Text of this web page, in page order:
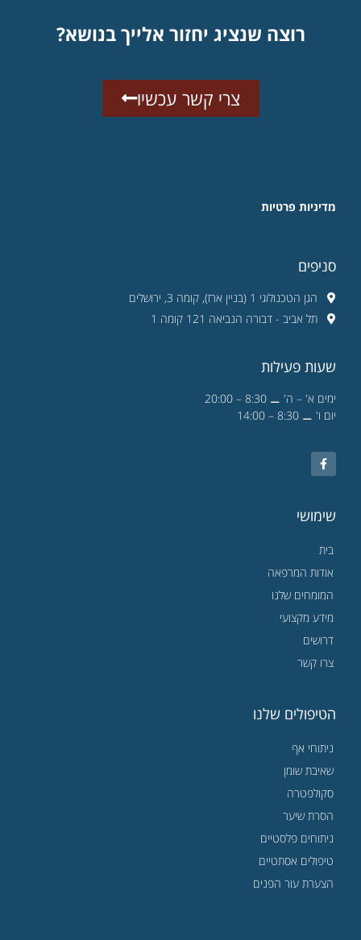
רוצה שנציג יחזור אלייך בנושא?
צרי קשר עכשיו
מדיניות פרטיות
סניפים
הגן הטכנולוגי 1 (בניין ארז), קומה 3, ירושלים
תל אביב - דבורה הנביאה 121 קומה 1
שעות פעילות
ימים א' – ה' ⚊ 8:30 – 20:00
יום ו' ⚊ 8:30 – 14:00
שימושי
בית
אודות המרפאה
המומחים שלנו
מידע מקצועי
דרושים
צרו קשר
הטיפולים שלנו
ניתוחי אף
שאיבת שומן
סקולפטרה
הסרת שיער
ניתוחים פלסטיים
טיפולים אסתטיים
הצערת עור הפנים